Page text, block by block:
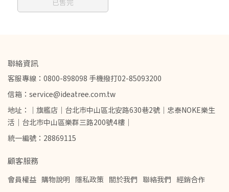
已售完
聯絡資訊
客服專線：0800-898098 手機撥打02-85093200
信箱：service@ideatree.com.tw
地址：｜旗艦店｜台北市中山區北安路630巷2號｜忠泰NOKE樂生
活｜台北市中山區樂群三路200號4樓｜
統一編號：28869115
顧客服務
會員權益 購物說明 隱私政策 關於我們 聯絡我們 經銷合作